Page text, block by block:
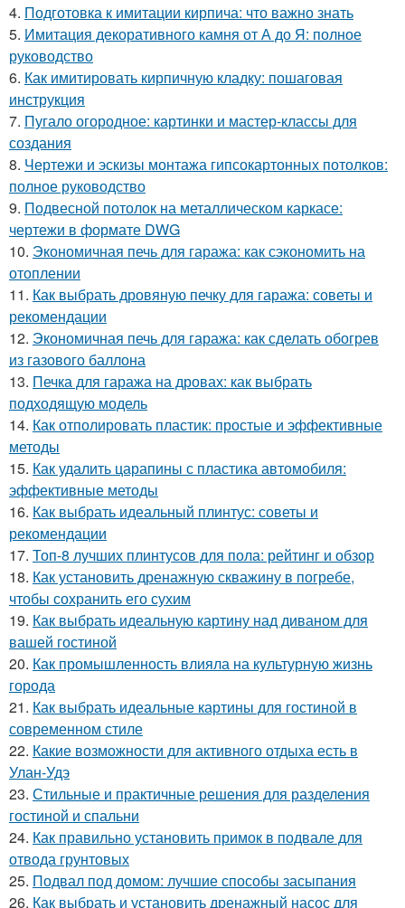
4. Подготовка к имитации кирпича: что важно знать
5. Имитация декоративного камня от А до Я: полное
руководство
6. Как имитировать кирпичную кладку: пошаговая
инструкция
7. Пугало огородное: картинки и мастер-классы для
создания
8. Чертежи и эскизы монтажа гипсокартонных потолков:
полное руководство
9. Подвесной потолок на металлическом каркасе:
чертежи в формате DWG
10. Экономичная печь для гаража: как сэкономить на
отоплении
11. Как выбрать дровяную печку для гаража: советы и
рекомендации
12. Экономичная печь для гаража: как сделать обогрев
из газового баллона
13. Печка для гаража на дровах: как выбрать
подходящую модель
14. Как отполировать пластик: простые и эффективные
методы
15. Как удалить царапины с пластика автомобиля:
эффективные методы
16. Как выбрать идеальный плинтус: советы и
рекомендации
17. Топ-8 лучших плинтусов для пола: рейтинг и обзор
18. Как установить дренажную скважину в погребе,
чтобы сохранить его сухим
19. Как выбрать идеальную картину над диваном для
вашей гостиной
20. Как промышленность влияла на культурную жизнь
города
21. Как выбрать идеальные картины для гостиной в
современном стиле
22. Какие возможности для активного отдыха есть в
Улан-Удэ
23. Стильные и практичные решения для разделения
гостиной и спальни
24. Как правильно установить примок в подвале для
отвода грунтовых
25. Подвал под домом: лучшие способы засыпания
26. Как выбрать и установить дренажный насос для